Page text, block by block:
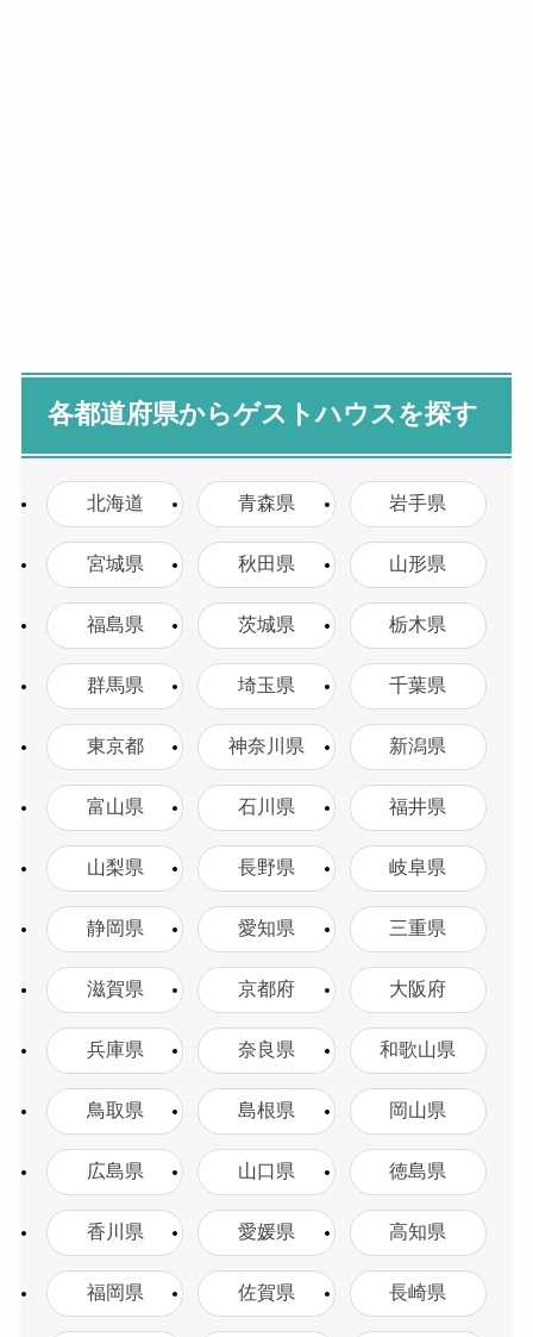
各都道府県からゲストハウスを探す
北海道 青森県 岩手県
宮城県 秋田県 山形県
福島県 茨城県 栃木県
群馬県 埼玉県 千葉県
東京都 神奈川県 新潟県
富山県 石川県 福井県
山梨県 長野県 岐阜県
静岡県 愛知県 三重県
滋賀県 京都府 大阪府
兵庫県 奈良県 和歌山県
鳥取県 島根県 岡山県
広島県 山口県 徳島県
香川県 愛媛県 高知県
福岡県 佐賀県 長崎県